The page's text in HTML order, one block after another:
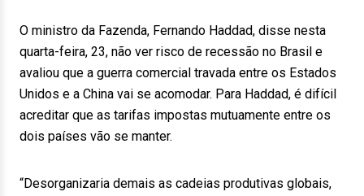
O ministro da Fazenda, Fernando Haddad, disse nesta
quarta-feira, 23, não ver risco de recessão no Brasil e
avaliou que a guerra comercial travada entre os Estados
Unidos e a China vai se acomodar. Para Haddad, é difícil
acreditar que as tarifas impostas mutuamente entre os
dois países vão se manter.
“Desorganizaria demais as cadeias produtivas globais,